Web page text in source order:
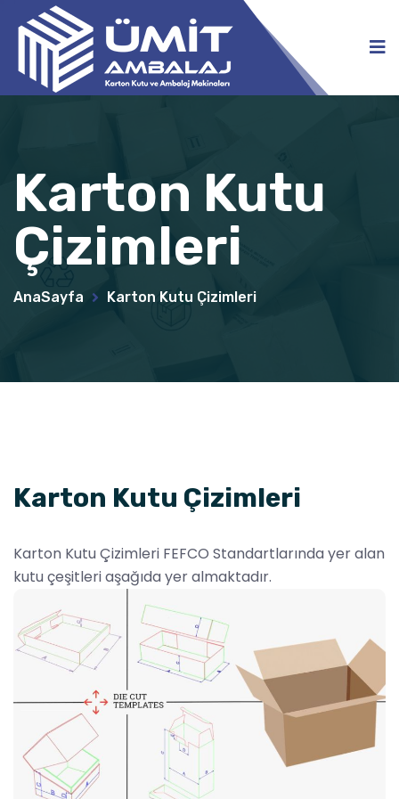
Karton Kutu
Çizimleri
AnaSayfa Karton Kutu Çizimleri
Karton Kutu Çizimleri
Karton Kutu Çizimleri FEFCO Standartlarında yer alan
kutu çeşitleri aşağıda yer almaktadır.